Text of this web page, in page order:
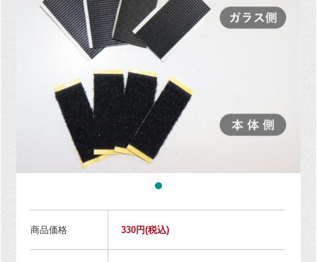
商品価格 330円(税込)